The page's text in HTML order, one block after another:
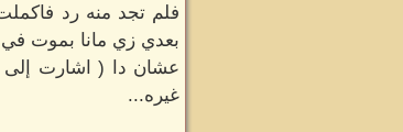
فلم تجد منه رد
بعدي زي مانا بموت
عشان دا ( اشارت إلى
غيره...